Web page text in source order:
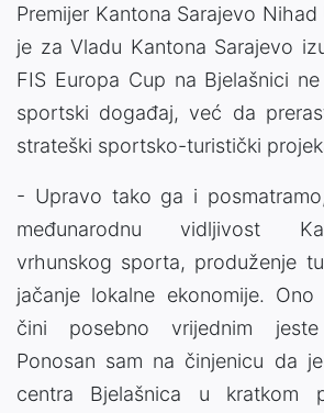
Premijer Kantona Sarajevo
je za Vladu Kantona Sarajevo
FIS Europa Cup na Bjelašnici
sportski događaj, već da
strateški sportsko-turistički
- Upravo tako ga i
međunarodnu vidljivost
vrhunskog sporta, produženje
jačanje lokalne ekonomije.
čini posebno vrijednim
Ponosan sam na činjenicu da
centra Bjelašnica u kratkom